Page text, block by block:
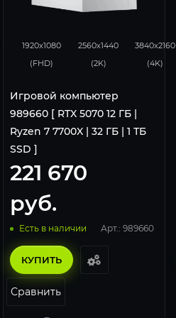
1920x1080
(FHD)
2560x1440
(2K)
3840x2160
(4K)
Игровой компьютер
989660 [ RTX 5070 12 ГБ |
Ryzen 7 7700X | 32 ГБ | 1 ТБ
SSD ]
221 670
руб.
Есть в наличии Арт.: 989660
КУПИТЬ
Сравнить